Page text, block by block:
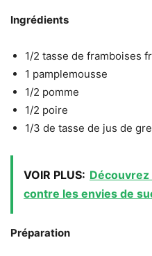
Ingrédients
1/2 tasse de framboises
1 pamplemousse
1/2 pomme
1/2 poire
1/3 de tasse de jus de
VOIR PLUS:
contre les envies de
Préparation